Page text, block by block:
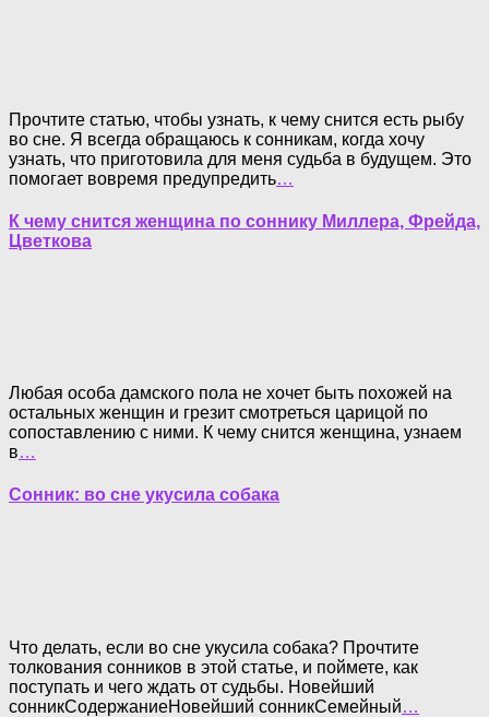
Прочтите статью, чтобы узнать, к чему снится есть рыбу
во сне. Я всегда обращаюсь к сонникам, когда хочу
узнать, что приготовила для меня судьба в будущем. Это
помогает вовремя предупредить…
К чему снится женщина по соннику Миллера, Фрейда,
Цветкова
Любая особа дамского пола не хочет быть похожей на
остальных женщин и грезит смотреться царицой по
сопоставлению с ними. К чему снится женщина, узнаем
в…
Сонник: во сне укусила собака
Что делать, если во сне укусила собака? Прочтите
толкования сонников в этой статье, и поймете, как
поступать и чего ждать от судьбы. Новейший
сонникСодержаниеНовейший сонникСемейный…